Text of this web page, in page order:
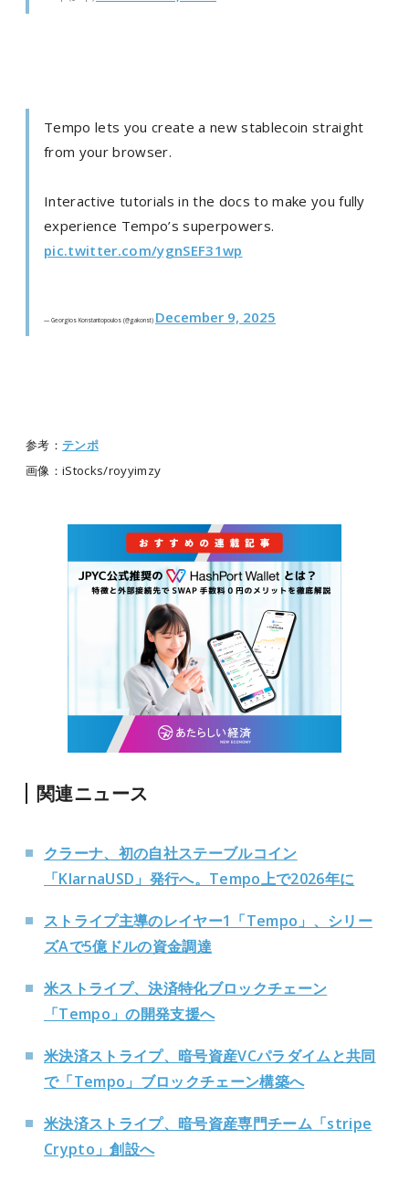
Tempo lets you create a new stablecoin straight
from your browser.
Interactive tutorials in the docs to make you fully
experience Tempo’s superpowers.
pic.twitter.com/ygnSEF31wp
— Georgios Konstantopoulos (@gakonst) December 9, 2025
参考： テンポ
画像：iStocks/royyimzy
関連ニュース
クラーナ、初の自社ステーブルコイン
「KlarnaUSD」発行へ。Tempo上で2026年に
ストライプ主導のレイヤー1「Tempo」、シリー
ズAで5億ドルの資金調達
米ストライプ、決済特化ブロックチェーン
「Tempo」の開発支援へ
米決済ストライプ、暗号資産VCパラダイムと共同
で「Tempo」ブロックチェーン構築へ
米決済ストライプ、暗号資産専門チーム「stripe
Crypto」創設へ